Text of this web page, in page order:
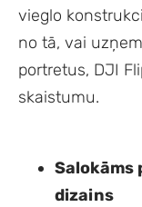
vieglo
no tā, vai
portretus, DJI
skaistumu.
Salokāms
dizains